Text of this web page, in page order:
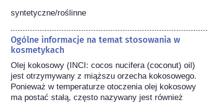
syntetyczne/roślinne
Ogólne informacje na temat stosowania w
kosmetykach
Olej kokosowy (INCI: cocos nucifera (coconut) oil)
jest otrzymywany z miąższu orzecha kokosowego.
Ponieważ w temperaturze otoczenia olej kokosowy
ma postać stałą, często nazywany jest również